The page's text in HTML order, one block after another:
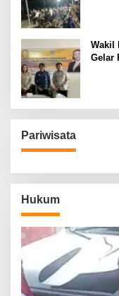
Wakil
Gelar
Pariwisata
Hukum